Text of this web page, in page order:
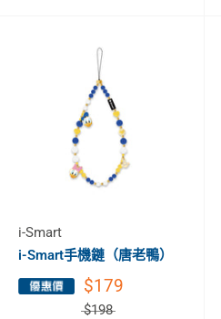
i-Smart
i-Smart手機鏈（唐老鴨）
$179
$198